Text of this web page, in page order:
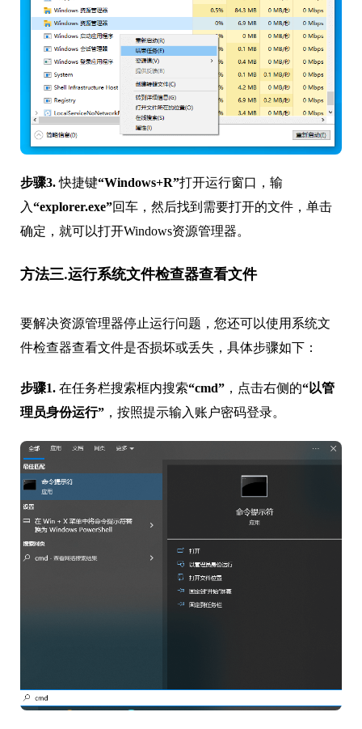
步骤3.快捷键“Windows+R”打开运行窗口，输
入“explorer.exe”回车，然后找到需要打开的文件，单击
确定，就可以打开Windows资源管理器。
方法三.运行系统文件检查器查看文件
要解决资源管理器停止运行问题，您还可以使用系统文
件检查器查看文件是否损坏或丢失，具体步骤如下：
步骤1. 在任务栏搜索框内搜索“cmd” ，点击右侧的“以管
理员身份运行” ，按照提示输入账户密码登录。